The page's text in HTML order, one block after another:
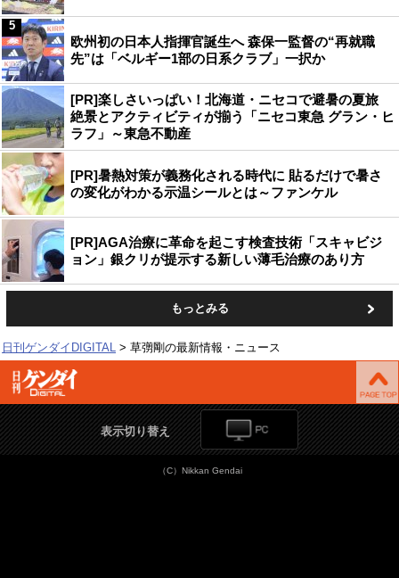
欧州初の日本人指揮官誕生へ 森保一監督の“再就職
先”は「ベルギー1部の日系クラブ」一択か
5
[PR]楽しさいっぱい！北海道・ニセコで避暑の夏旅
絶景とアクティビティが揃う「ニセコ東急 グラン・ヒ
ラフ」～東急不動産
[PR]暑熱対策が義務化される時代に 貼るだけで暑さ
の変化がわかる示温シールとは～ファンケル
[PR]AGA治療に革命を起こす検査技術「スキャビジ
ョン」銀クリが提示する新しい薄毛治療のあり方
もっとみる
日刊ゲンダイDIGITAL 草彅剛の最新情報・ニュース
表示切り替え
（C）Nikkan Gendai